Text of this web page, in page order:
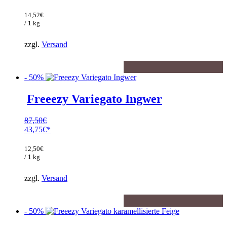
war:
67,00€
Preis
ist:
14,52€
/ 1 kg
zzgl. Versand
- 50%
Freeezy Variegato Ingwer
87,50€
Ursprünglicher
war:
87,50€
43,75€
Preis
ist:
12,50€
/ 1 kg
zzgl. Versand
- 50%